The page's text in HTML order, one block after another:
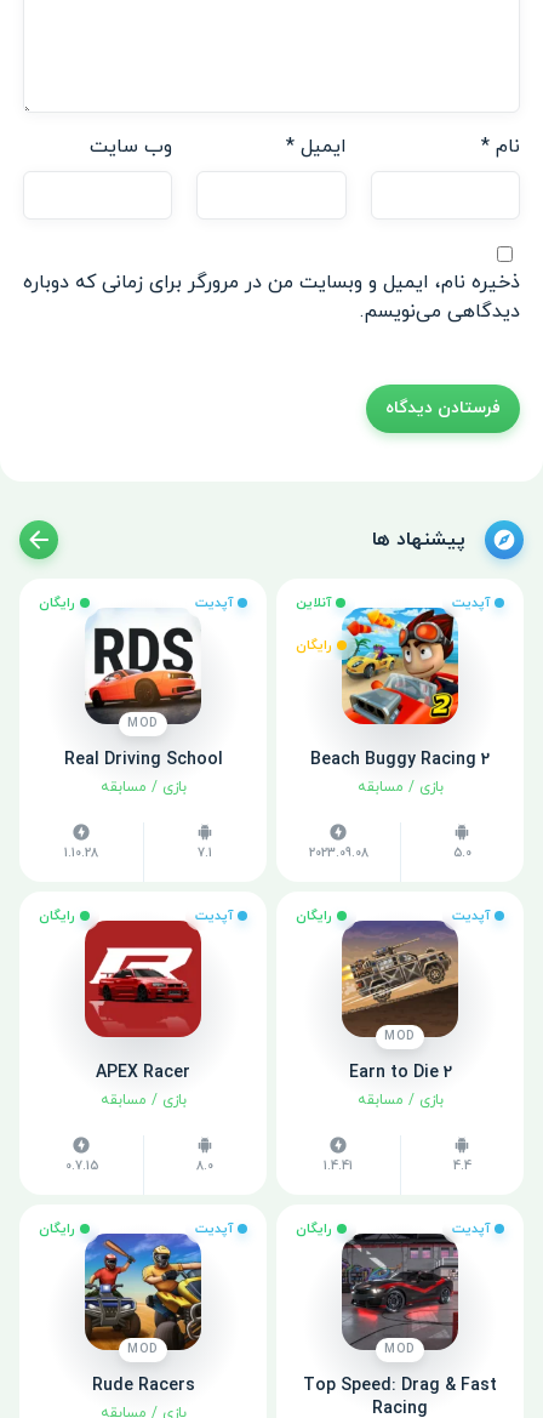
نام * ایمیل* وب‌ سایت
ذخیره نام، ایمیل و وبسایت من در مرورگر برای زمانی که دوباره
دیدگاهی می‌نویسم.
پیشنهاد ها
آپدیت آنلاین
رایگان
Beach Buggy Racing 2
بازی / مسابقه
5.0
2023.09.08
آپدیت رایگان
MOD
Real Driving School
بازی / مسابقه
7.1
1.10.28
آپدیت رایگان
MOD
Earn to Die 2
بازی / مسابقه
4.4
1.4.41
آپدیت رایگان
APEX Racer
بازی / مسابقه
8.0
0.7.15
آپدیت رایگان
MOD
Top Speed: Drag & Fast
Racing
آپدیت رایگان
MOD
Rude Racers
بازی / مسابقه